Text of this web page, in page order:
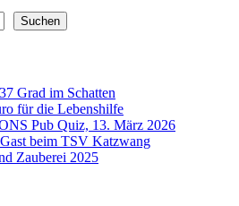
Suchen
Grad im Schatten
für die Lebenshilfe
Pub Quiz, 13. März 2026
beim TSV Katzwang
Zauberei 2025